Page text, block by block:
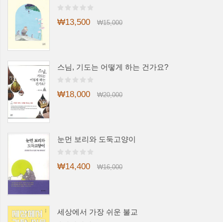
₩13,500 ₩15,000
스님, 기도는 어떻게 하는 건가요?
₩18,000 ₩20,000
눈먼 보리와 도둑고양이
₩14,400 ₩16,000
세상에서 가장 쉬운 불교